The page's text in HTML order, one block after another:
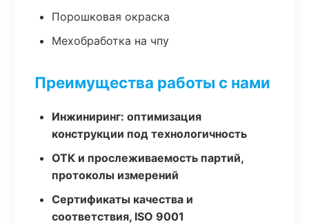
Порошковая окраска
Мехобработка на чпу
Преимущества работы с нами
Инжиниринг: оптимизация
конструкции под технологичность
ОТК и прослеживаемость партий,
протоколы измерений
Сертификаты качества и
соответствия, ISO 9001